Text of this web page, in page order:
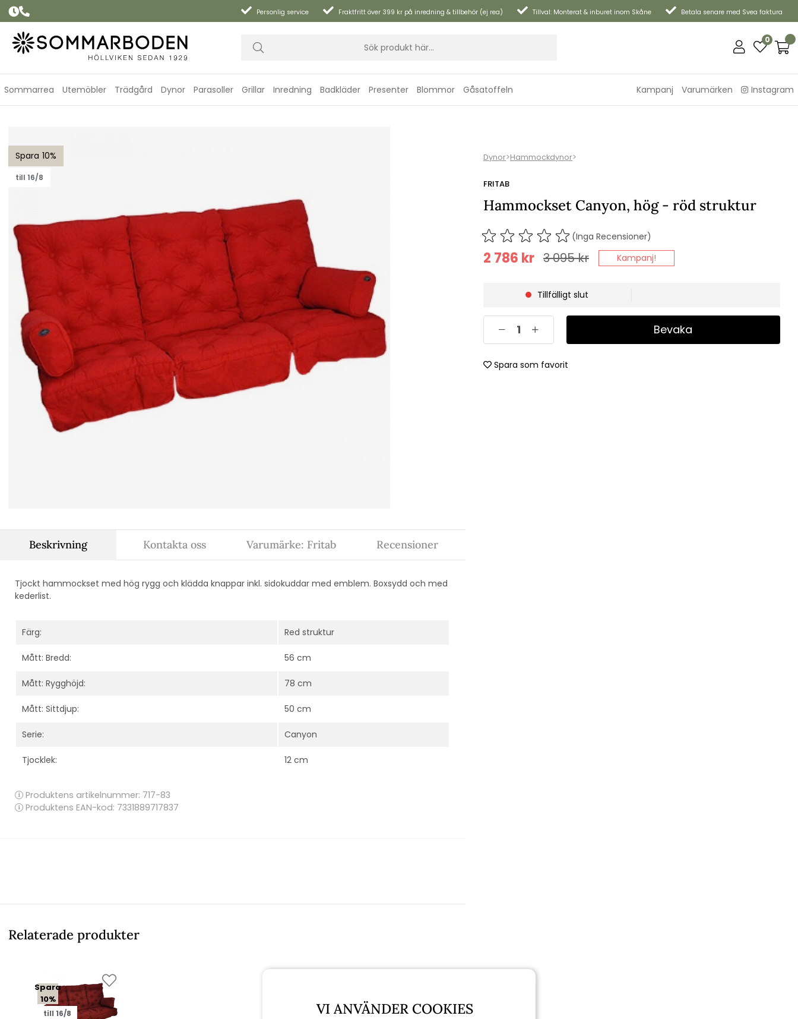
Personlig service Fraktfritt över 399 kr på inredning & tillbehör (ej rea) Tillval: Monterat & inburet inom Skåne Betala senare med Svea faktura
0
Sommarrea Utemöbler Trädgård Dynor Parasoller Grillar Inredning Badkläder Presenter Blommor Gåsatoffeln Kampanj Varumärken Instagram
10
till 16/8
Dynor>Hammockdynor>
FRITAB
Hammockset Canyon, hög - röd struktur
(Inga Recensioner)
3 095kr
2 786 kr Kampanj!
Tillfälligt slut
Bevaka
Spara som favorit
Beskrivning
Tjockt hammockset med hög rygg och klädda knappar inkl. sidokuddar med emblem. Boxsydd och med
kederlist.
Färg: Red struktur
Mått: Bredd: 56 cm
Mått: Rygghöjd: 78 cm
Mått: Sittdjup: 50 cm
Serie: Canyon
Tjocklek: 12 cm
Produktens artikelnummer: 717-83
Produktens EAN-kod: 7331889717837
Kontakta oss Varumärke: Fritab Recensioner
Relaterade produkter
Spara
10%
till 16/8 VI ANVÄNDER COOKIES